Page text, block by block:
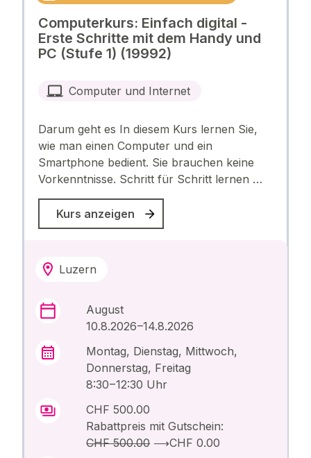
Computerkurs: Einfach digital -
Erste Schritte mit dem Handy und
PC (Stufe 1) (19992)
Computer und Internet
Darum geht es In diesem Kurs lernen Sie,
wie man einen Computer und ein
Smartphone bedient. Sie brauchen keine
Vorkenntnisse. Schritt für Schritt lernen …
Kurs anzeigen
Luzern
August
10.8.2026 –14.8.2026
Montag, Dienstag, Mittwoch,
Donnerstag, Freitag
8:30 – 12:30 Uhr
CHF 500.00
Rabattpreis mit Gutschein:
CHF 500.00⟶CHF 0.00